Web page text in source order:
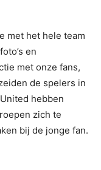
met het hele team
en
met onze fans,
de spelers in
hebben
zich te
bij de jonge fan.